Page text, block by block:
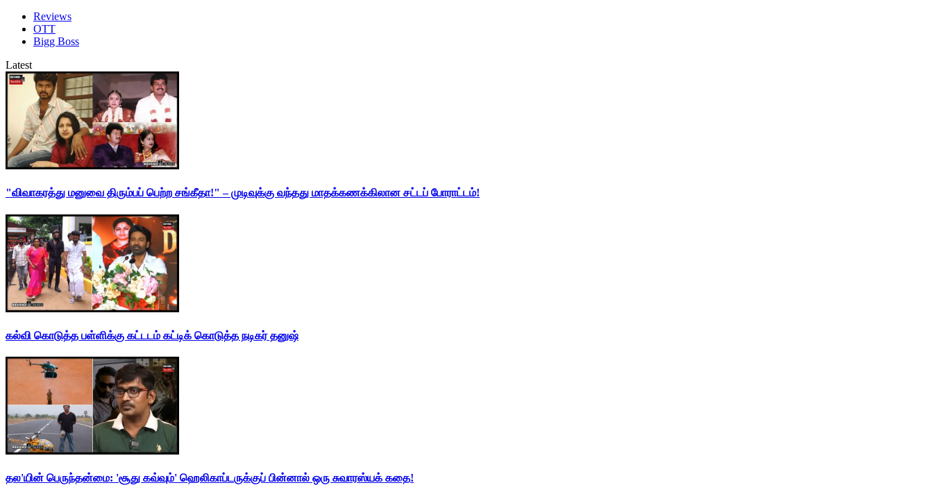
Reviews
OTT
Bigg Boss
Latest
"விவாகரத்து மனுவை திரும்பப் பெற்ற சங்கீதா!" – முடிவுக்கு வந்தது மாதக்கணக்கிலான சட்டப் போராட்டம்!
கல்வி கொடுத்த பள்ளிக்கு கட்டடம் கட்டிக் கொடுத்த நடிகர் தனுஷ்
தல'யின் பெருந்தன்மை: 'சூது கவ்வும்' ஹெலிகாப்டருக்குப் பின்னால் ஒரு சுவாரஸ்யக் கதை!